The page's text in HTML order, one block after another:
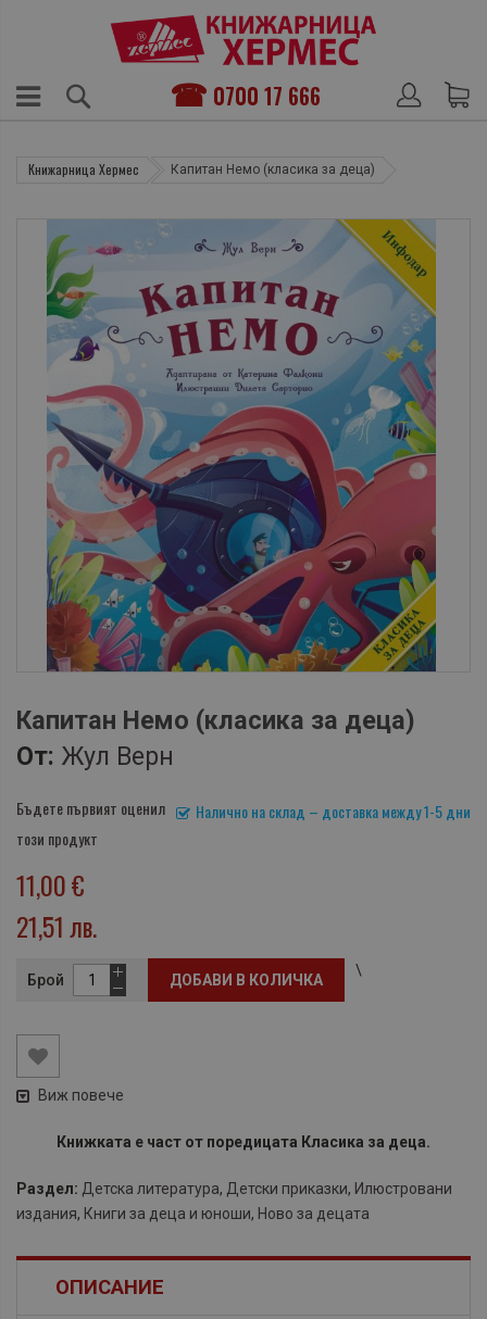
0700 17 666
Книжарница Хермес Капитан Немо (класика за деца)
Капитан Немо (класика за деца)
От: Жул Верн
Налично на склад – доставка между 1-5 дни
Бъдете първият оценил
този продукт
11,00 €
21,51 лв.
Брой ДОБАВИ В КОЛИЧКА
\
Виж повече
Книжката е част от поредицата Класика за деца.
Раздел: Детска литература, Детски приказки, Илюстровани
издания, Книги за деца и юноши, Ново за децата
ОПИСАНИЕ